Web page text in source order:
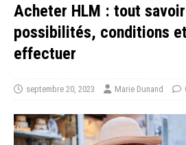
Acheter HLM : tout
possibilités, conditions
effectuer
septembre 20, 2023 Marie Dunand